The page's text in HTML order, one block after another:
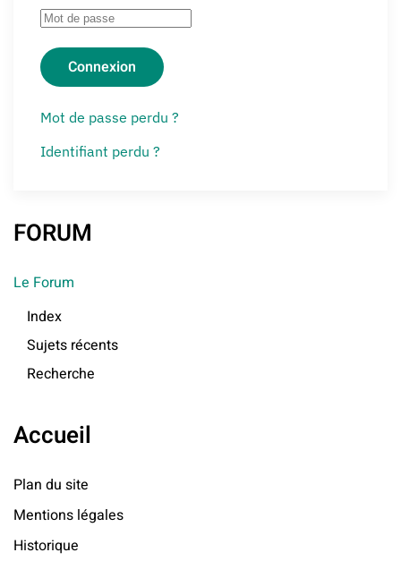
Connexion
Mot de passe perdu ?
Identifiant perdu ?
FORUM
Le Forum
Index
Sujets récents
Recherche
Accueil
Plan du site
Mentions légales
Historique